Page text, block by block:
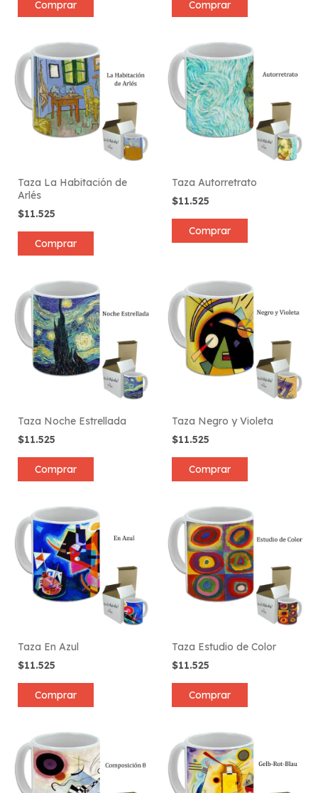
Comprar Comprar
Taza La Habitación de
Arlés
$11.525
Comprar
Taza Autorretrato
$11.525
Comprar
Taza Noche Estrellada
$11.525
Comprar
Taza Negro y Violeta
$11.525
Comprar
Taza En Azul
$11.525
Comprar
Taza Estudio de Color
$11.525
Comprar